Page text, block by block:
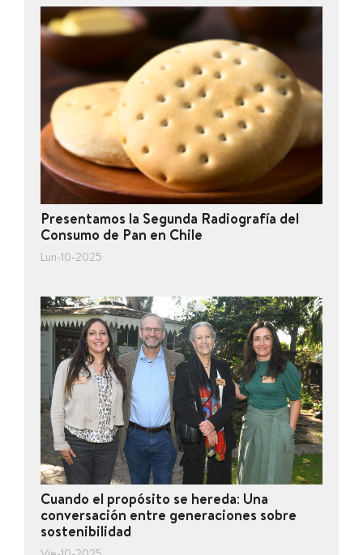
Presentamos la Segunda Radiografía del
Consumo de Pan en Chile
Lun-10-2025
Cuando el propósito se hereda: Una
conversación entre generaciones sobre
sostenibilidad